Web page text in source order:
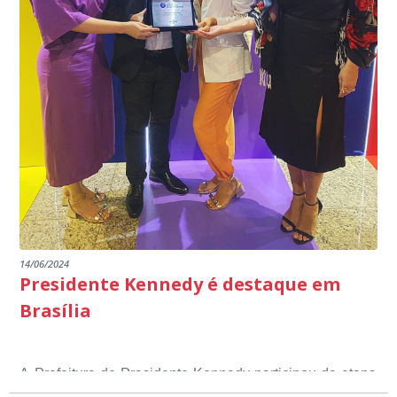
14/06/2024
Presidente Kennedy é destaque em
Brasília
A Prefeitura de Presidente Kennedy participou da etapa